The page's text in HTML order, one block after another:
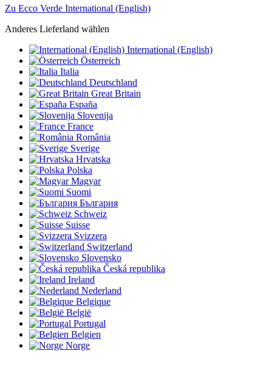
Zu Ecco Verde International (English)
Anderes Lieferland wählen
International (English)
Österreich
Italia
Deutschland
Great Britain
España
Slovenija
France
România
Sverige
Hrvatska
Polska
Magyar
Suomi
България
Schweiz
Suisse
Svizzera
Switzerland
Slovensko
Česká republika
Ireland
Nederland
Belgique
België
Portugal
Belgien
Norge